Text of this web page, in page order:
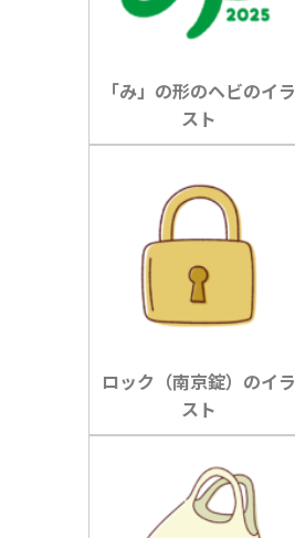
「み」の形のヘビのイラ
スト
ロック（南京錠）のイラ
スト